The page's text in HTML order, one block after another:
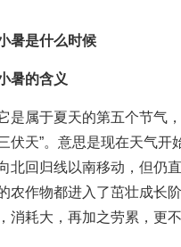
暑是什么时候
暑的含义
属于夏天的第五个节气，
伏天”。意思是现在天气开
北回归线以南移动，但仍
农作物都进入了茁壮成长
消耗大，再加之劳累，更